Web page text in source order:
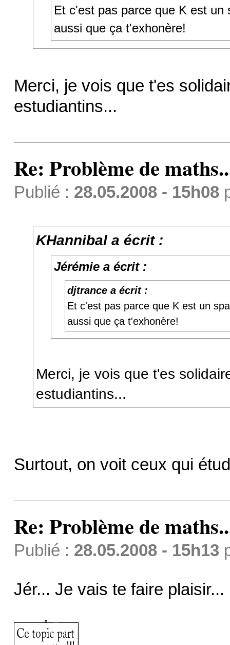
Et c'est pas parce que K est un
aussi que ça t'exhonère!
Merci, je vois que t'es
estudiantins...
Re: Problème de
Publié : 28.05.2008 - 15h08
KHannibal a écrit :
Jérémie a écrit :
djtrance a écrit :
Et c'est pas parce que K est un
aussi que ça t'exhonère!
Merci, je vois que t'es
estudiantins...
Surtout, on voit ceux qui
Re: Problème de
Publié : 28.05.2008 - 15h13
Jér... Je vais te faire plaisir...